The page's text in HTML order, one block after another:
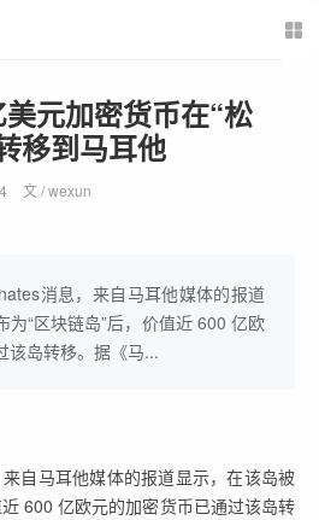
元加密货币在“松
移到马耳他
文 /wexun
消息，来自马耳他媒体的报道
为“区块链岛”后，价值近 600 亿欧
该岛转移。据《马...
自马耳他媒体的报道显示，在该岛被
600 亿欧元的加密货币已通过该岛转